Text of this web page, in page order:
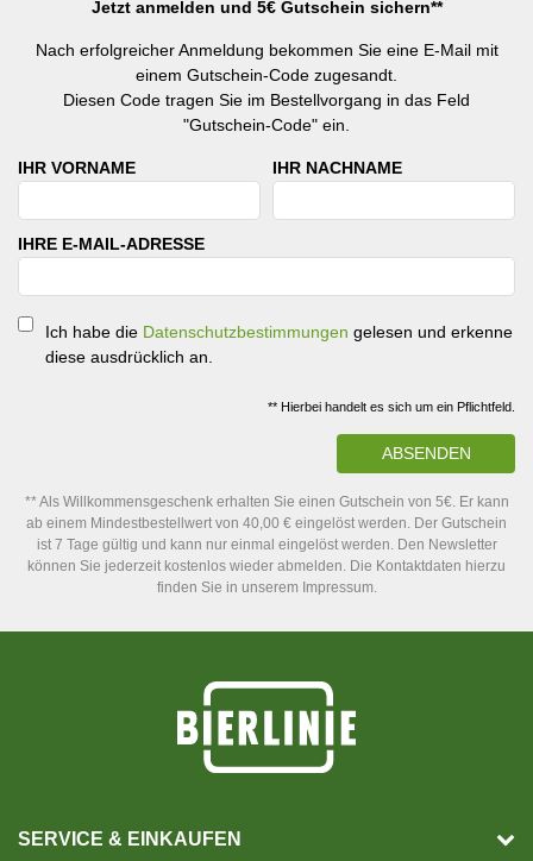
Jetzt anmelden und 5€ Gutschein sichern**
Nach erfolgreicher Anmeldung bekommen Sie eine E-Mail mit
einem Gutschein-Code zugesandt.
Diesen Code tragen Sie im Bestellvorgang in das Feld
"Gutschein-Code" ein.
IHR VORNAME IHR NACHNAME
IHRE E-MAIL-ADRESSE
Ich habe die Datenschutzbestimmungen gelesen und erkenne
diese ausdrücklich an.
** Hierbei handelt es sich um ein Pflichtfeld.
ABSENDEN
** Als Willkommensgeschenk erhalten Sie einen Gutschein von 5€. Er kann
ab einem Mindestbestellwert von 40,00 € eingelöst werden. Der Gutschein
ist 7 Tage gültig und kann nur einmal eingelöst werden. Den Newsletter
können Sie jederzeit kostenlos wieder abmelden. Die Kontaktdaten hierzu
finden Sie in unserem Impressum.
SERVICE & EINKAUFEN